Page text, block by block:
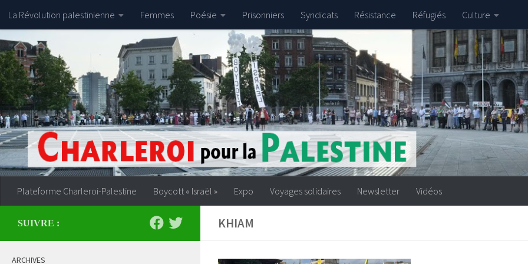
Skip to content
La Révolution palestinienne Femmes Poésie Prisonniers Syndicats Résistance Réfugiés Culture
Plateforme Charleroi-Palestine Boycott « Israël » Expo Voyages solidaires Newsletter Vidéos
KHIAM
SUIVRE :
ARCHIVES